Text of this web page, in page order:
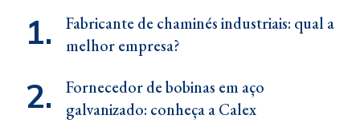
Fabricante de chaminés industriais: qual a
melhor empresa?
Fornecedor de bobinas em aço
galvanizado: conheça a Calex